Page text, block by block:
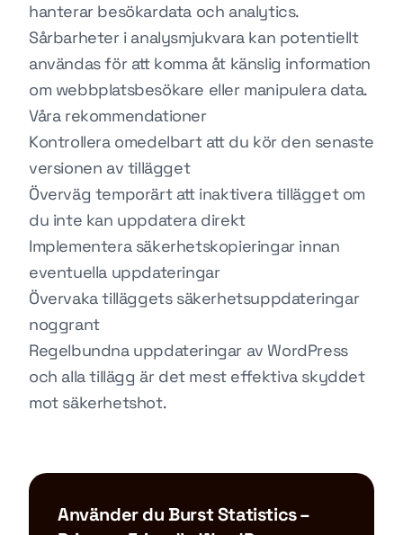
hanterar besökardata och analytics.
Sårbarheter i analysmjukvara kan potentiellt
användas för att komma åt känslig information
om webbplatsbesökare eller manipulera data.
Våra rekommendationer
Kontrollera omedelbart att du kör den senaste
versionen av tillägget
Överväg temporärt att inaktivera tillägget om
du inte kan uppdatera direkt
Implementera säkerhetskopieringar innan
eventuella uppdateringar
Övervaka tilläggets säkerhetsuppdateringar
noggrant
Regelbundna uppdateringar av WordPress
och alla tillägg är det mest effektiva skyddet
mot säkerhetshot.
Använder du Burst Statistics –